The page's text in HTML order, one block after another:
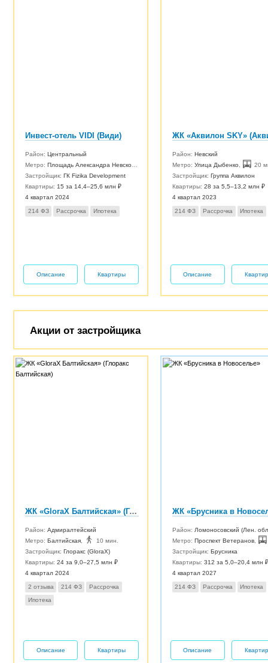
Инвест-отель VIDI (Види)
Район:Центральный
Метро: Площадь Александра Невского
10 мин.
Застройщик:ГК Fizika Development
Квартиры: 15 за 14,4–25,6 млн ₽
4 квартал 2024
214 ФЗ Рассрочка Ипотека
Описание Квартиры
Район: Невский
Метро: Улица Дыбенко
20
Застройщик: Группа Аквилон
Квартиры: 28 за 5,5–13,2 млн ₽
4 квартал 2023
214 ФЗ Рассрочка Ипотека
Описание
Акции от застройщика
ЖК «GloraX Балтийская» (Глоракс Балтийская)
Район:Адмиралтейский
Метро: Балтийская
10 мин.
Застройщик:Глоракс (GloraX)
Квартиры:24 за 9,0–27,5 млн ₽
4 квартал 2024
2 отзыва 214 ФЗ
Рассрочка
Ипотека
Описание Квартиры
ЖК «Брусника в
Район: Ломоносовский (Лен.
Метро: Проспект Ветеранов,
Застройщик: Брусника
Квартиры: 312 за 5,0–20,4 млн ₽
4 квартал 2027
214 ФЗ Рассрочка Ипотека
Описание